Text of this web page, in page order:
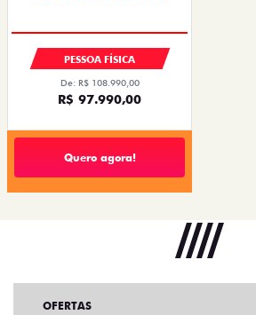
PESSOA FÍSICA
De: R$ 108.990,00
R$ 97.990,00
Quero agora!
OFERTAS